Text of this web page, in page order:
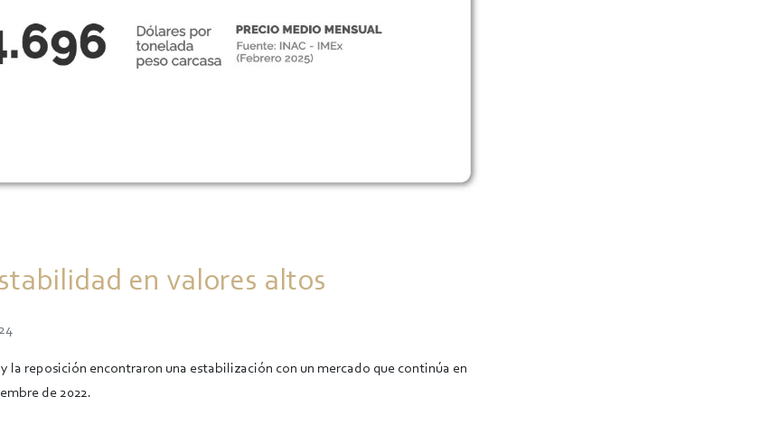
en valores altos
la reposición encontraron una estabilización con un mercado que continúa en
de 2022.